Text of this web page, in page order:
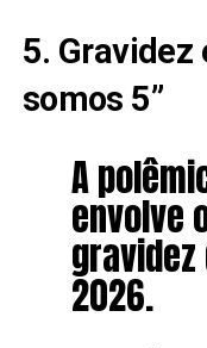
5. Gravidez
somos 5”
A
envolve
gravidez
2026.